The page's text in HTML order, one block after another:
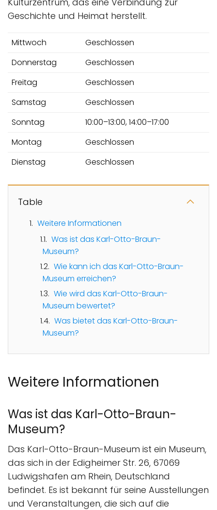
Geschichte und Heimat herstellt.
Mittwoch
Geschlossen
Donnerstag
Geschlossen
Freitag
Geschlossen
Samstag
Geschlossen
Sonntag
10:00–13:00, 14:00–17:00
Montag
Geschlossen
Dienstag
Geschlossen
Table
Weitere Informationen
Was ist das Karl-Otto-Braun-
Museum?
Wie kann ich das Karl-Otto-Braun-
Museum erreichen?
Wie wird das Karl-Otto-Braun-
Museum bewertet?
Was bietet das Karl-Otto-Braun-
Museum?
Weitere Informationen
Was ist das Karl-Otto-Braun-
Museum?
Das Karl-Otto-Braun-Museum ist ein Museum,
das sich in der Edigheimer Str. 26, 67069
Ludwigshafen am Rhein, Deutschland
befindet. Es ist bekannt für seine Ausstellungen
und Veranstaltungen, die sich auf die